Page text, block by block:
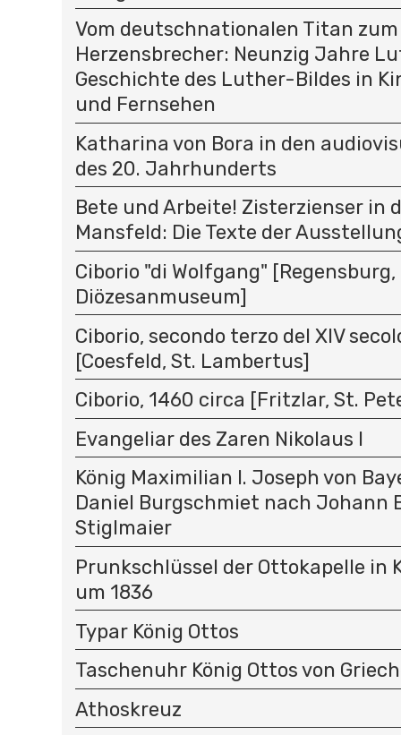
Vom deutschnationalen Titan zum
Herzensbrecher: Neunzig Jahre
Geschichte des Luther-Bildes in
und Fernsehen
Katharina von Bora in den
des 20. Jahrhunderts
Bete und Arbeite! Zisterzienser in
Mansfeld: Die Texte der
Ciborio "di Wolfgang" [Regensburg,
Diözesanmuseum]
Ciborio, secondo terzo del XIV
[Coesfeld, St. Lambertus]
Ciborio, 1460 circa [Fritzlar, St.
Evangeliar des Zaren Nikolaus I
König Maximilian I. Joseph von
Daniel Burgschmiet nach Johann
Stiglmaier
Prunkschlüssel der Ottokapelle in
um 1836
Typar König Ottos
Taschenuhr König Ottos von
Athoskreuz